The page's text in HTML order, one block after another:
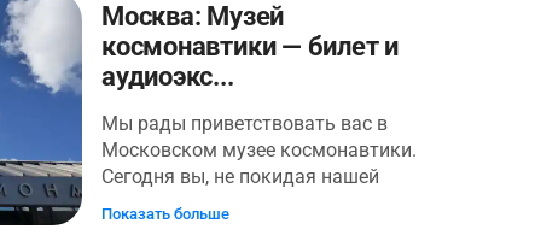
Москва: Музей
космонавтики — билет и
аудиоэкс...
Мы рады приветствовать вас в
Московском музее космонавтики.
Сегодня вы, не покидая нашей
планеты, пуститесь в незабываемую
Показать больше